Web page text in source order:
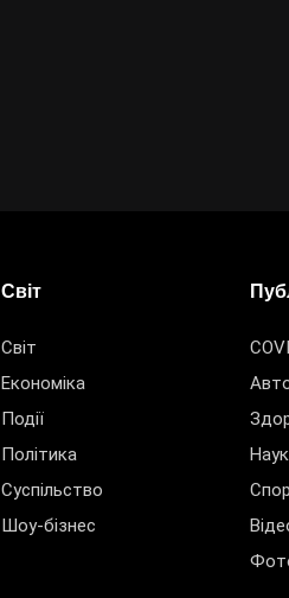
Світ
Світ
Економіка
Події
Політика
Суспільство
Шоу-бізнес